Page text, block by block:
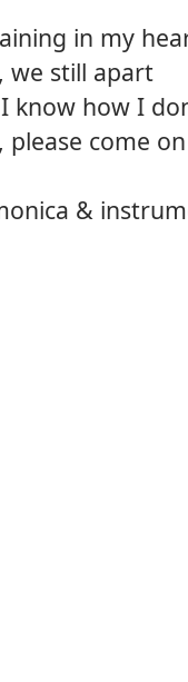
in my
we still apart
know how I
please come
&